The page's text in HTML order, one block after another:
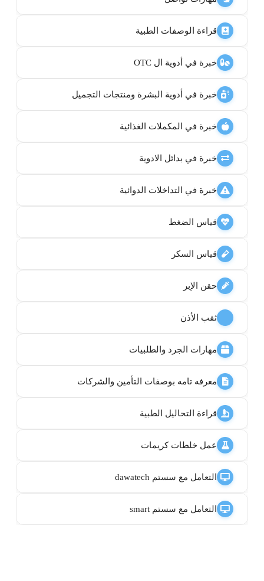
قراءة الوصفات الطبية
خبرة في أدوية ال OTC
خبرة في أدوية البشرة ومنتجات التجميل
خبرة في المكملات الغذائية
خبرة في بدائل الادوية
خبرة في التداخلات الدوائية
قياس الضغط
قياس السكر
حقن الإبر
ثقب الأذن
مهارات الجرد والطلبيات
معرفه تامه بوصفات التأمين والشركات
قراءة التحاليل الطبية
عمل خلطات كريمات
التعامل مع سستم dawatech
التعامل مع سستم smart